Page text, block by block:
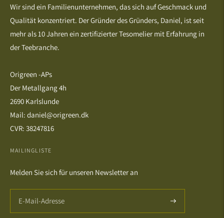
Wir sind ein Familienunternehmen, das sich auf Geschmack und
Qualität konzentriert. Der Gründer des Gründers, Daniel, ist seit
mehr als 10 Jahren ein zertifizierter Tesomelier mit Erfahrung in
der Teebranche.
Origreen -APs
Der Metallgang 4h
2690 Karlslunde
Mail: daniel@origreen.dk
CVR: 38247816
MAILINGLISTE
Melden Sie sich für unseren Newsletter an